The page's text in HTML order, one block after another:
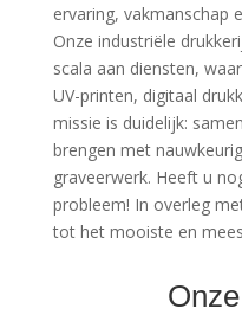
ervaring, vakmanschap
Onze industriële
scala aan diensten,
UV-printen, digitaal
missie is duidelijk:
brengen met
graveerwerk. Heeft u
probleem! In overleg
tot het mooiste en